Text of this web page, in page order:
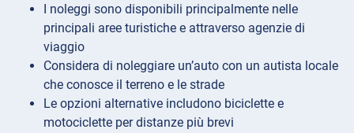
I noleggi sono disponibili principalmente nelle
principali aree turistiche e attraverso agenzie di
viaggio
Considera di noleggiare un’auto con un autista locale
che conosce il terreno e le strade
Le opzioni alternative includono biciclette e
motociclette per distanze più brevi